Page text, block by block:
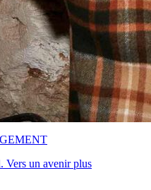
Vers un avenir plus